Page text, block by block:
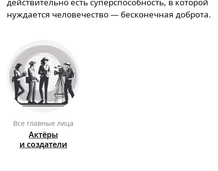
нуждается человечество — бесконечная доброта.
Все главные лица
Актёры
и создатели